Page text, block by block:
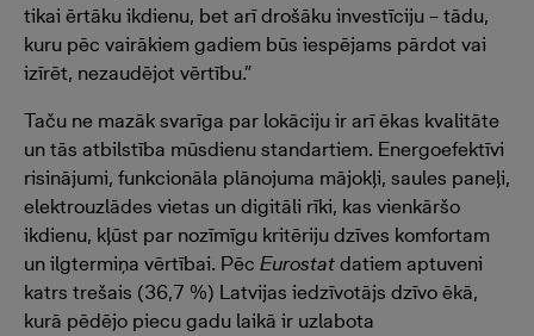
tikai ērtāku ikdienu, bet arī drošāku investīciju – tādu,
kuru pēc vairākiem gadiem būs iespējams pārdot vai
izīrēt, nezaudējot vērtību.”
Taču ne mazāk svarīga par lokāciju ir arī ēkas kvalitāte
un tās atbilstība mūsdienu standartiem. Energoefektīvi
risinājumi, funkcionāla plānojuma mājokļi, saules paneļi,
elektrouzlādes vietas un digitāli rīki, kas vienkāršo
ikdienu, kļūst par nozīmīgu kritēriju dzīves komfortam
un ilgtermiņa vērtībai. Pēc Eurostat datiem aptuveni
katrs trešais (36,7 %) Latvijas iedzīvotājs dzīvo ēkā,
kurā pēdējo piecu gadu laikā ir uzlabota